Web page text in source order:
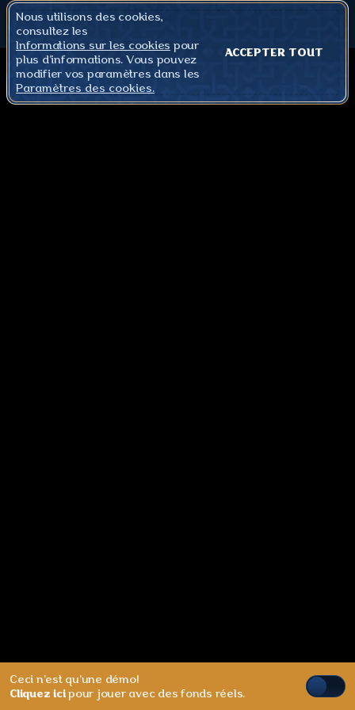
Ceci n'est qu'une démo!
Cliquez icipour jouer avec des fonds réels.
Nous utilisons des cookies,
consultez les
Informations sur les cookies pour
plus d'informations. Vous pouvez
modifier vos paramètres dans les
Paramètres des cookies.
ACCEPTER TOUT